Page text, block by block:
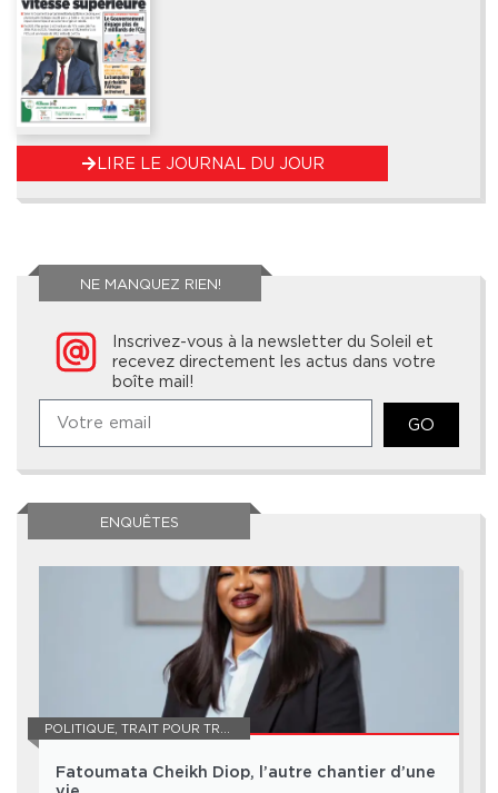
LIRE LE JOURNAL DU JOUR
NE MANQUEZ RIEN!
Inscrivez-vous à la newsletter du Soleil et
recevez directement les actus dans votre
boîte mail!
GO
ENQUÊTES
POLITIQUE, TRAIT POUR TRAIT
Fatoumata Cheikh Diop, l’autre chantier d’une